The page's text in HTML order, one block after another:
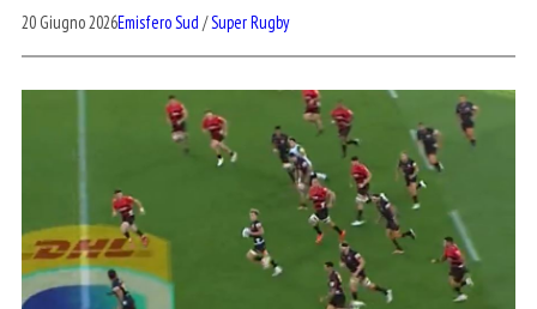
20 Giugno 2026Emisfero Sud /Super Rugby